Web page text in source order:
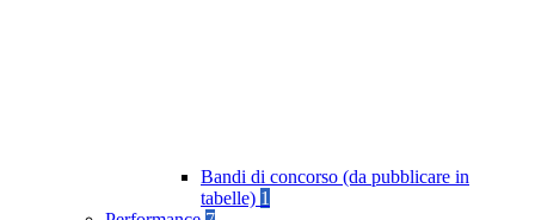
Bandi di concorso (da pubblicare in
tabelle) 1